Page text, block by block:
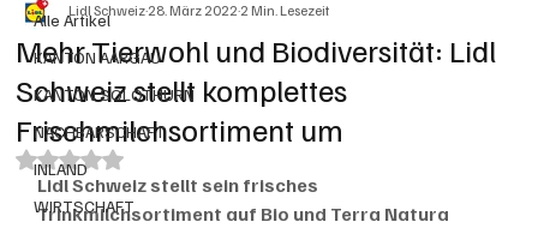
Alle Artikel
KANTON AARGAU
KANTON SOLOTHURN
NACHBARSCHAFT
INLAND
WIRTSCHAFT
Mehr Tierwohl und Biodiversität: Lidl
Schweiz stellt komplettes
Frischmilchsortiment um
Lidl Schweiz28. März 20222 Min. Lesezeit
Mit NaN von 5 Sternen bewertet.
Lidl Schweiz stellt sein frisches
Trinkmilchsortiment auf Bio und Terra Natura